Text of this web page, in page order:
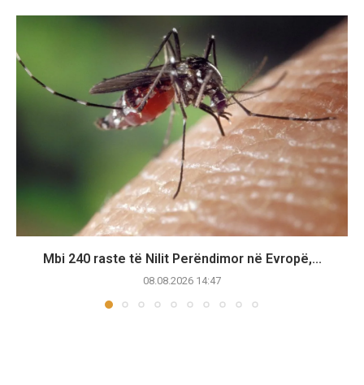
Mbi 240 raste të Nilit Perëndimor në Evropë,...
08.08.2026 14:47